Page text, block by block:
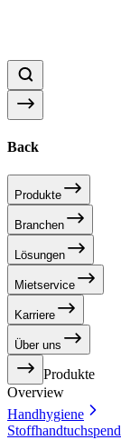
Back
Produkte
Branchen
Lösungen
Mietservice
Karriere
Über uns
Produkte
Overview
Handhygiene